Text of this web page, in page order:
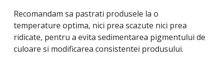
Recomandam sa pastrati produsele la o
temperature optima, nici prea scazute nici prea
ridicate, pentru a evita sedimentarea pigmentului de
culoare si modificarea consistentei produsului.